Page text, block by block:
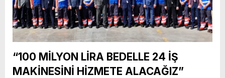
“100 MİLYON LİRA BEDELLE 24 İŞ
MAKİNESİNİ HİZMETE ALACAĞIZ”